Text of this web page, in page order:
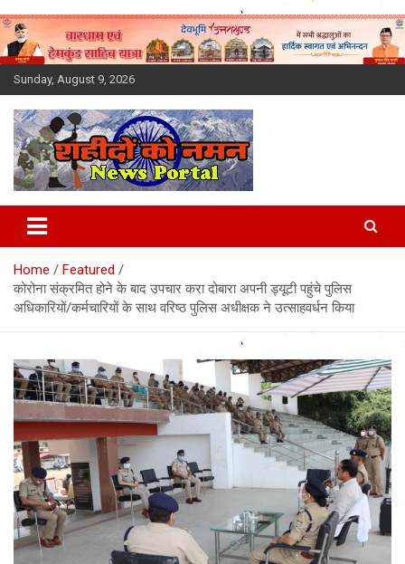
Skip
to
content
Sunday, August 9, 2026
Latest News Today, Breaking
News, Uttarakhand News in
Hindi
Home
Featured
कोरोना संक्रमित होने के बाद उपचार करा दोबारा अपनी ड्यूटी पहुंचे पुलिस
अधिकारियों/कर्मचारियों के साथ वरिष्ठ पुलिस अधीक्षक ने उत्साहवर्धन किया